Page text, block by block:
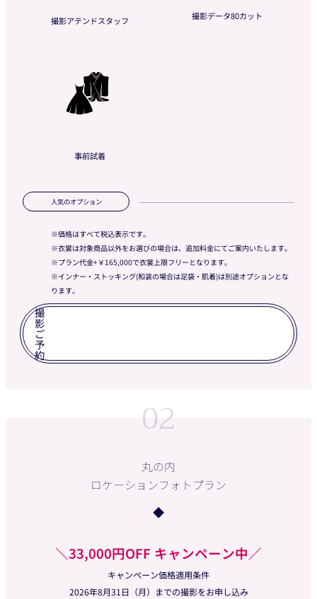
撮影アテンドスタッフ 撮影データ80カット
事前試着
人気のオプション
衣裳2着目
追加料金
・タキシード ¥33,000〜
※衣裳は対象商品以外をお選びの場合は、追
加料金にてご案内いたします。
土日祝追
¥55,000
価格はすべて税込表示です。
衣裳は対象商品以外をお選びの場合は、追加料金にてご案内いたします。
プラン代金+￥165,000で衣裳上限フリーとなります。
インナー・ストッキング(和装の場合は足袋・肌着)は別途オプションとな
ります。
撮
影
ご
予
約
02
丸の内
ロケーションフォトプラン
＼33,000円OFF キャンペーン中／
キャンペーン価格適用条件
2026年8月31日（月）までの撮影をお申し込み